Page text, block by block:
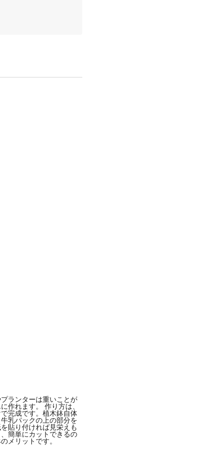
ランターは重いことが
作れます。 作り方は、
完成です。植木鉢自体
乳パックの上の部分を
貼り付ければ見栄えも
簡単にカットできるの
メリットです。